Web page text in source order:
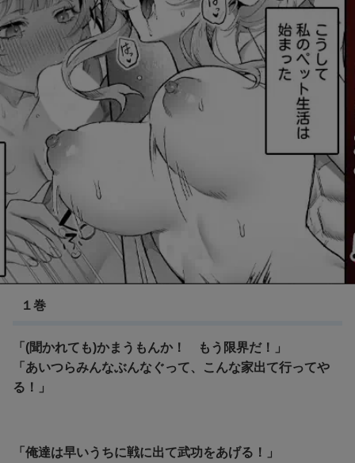
キングダム
１巻
「(聞かれても)かまうもんか！ もう限界だ！」
「あいつらみんなぶんなぐって、こんな家出て行ってや
る！」
「俺達は早いうちに戦に出て武功をあげる！」